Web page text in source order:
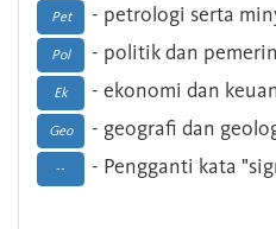
Pet - petrologi serta
Pol - politik dan
Ek - ekonomi dan
Geo - geografi dan
-- - Pengganti kata